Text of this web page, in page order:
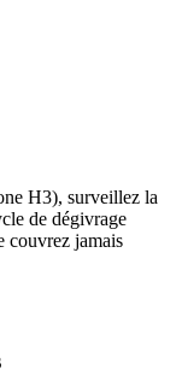
H3), surveillez la
de dégivrage
couvrez jamais